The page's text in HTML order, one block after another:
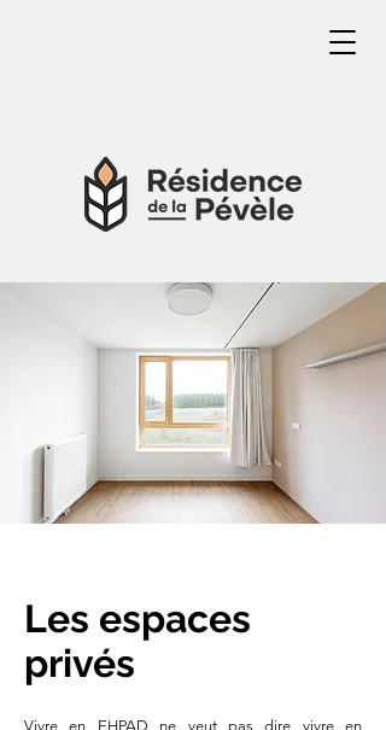
Les espaces
privés
Vivre en EHPAD ne veut pas dire vivre en